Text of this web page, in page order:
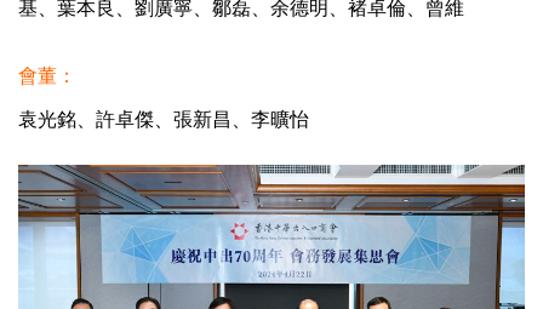
基、葉本良、劉廣寧、鄒磊、余德明、褚卓倫、曾維
會董：
袁光銘、許卓傑、張新昌、李曠怡